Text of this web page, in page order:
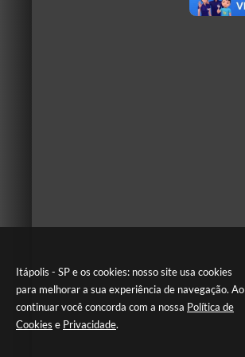
Itápolis - SP e os cookies: nosso site usa cookies
para melhorar a sua experiência de navegação. Ao
continuar você concorda com a nossa Política de
Cookies e Privacidade.